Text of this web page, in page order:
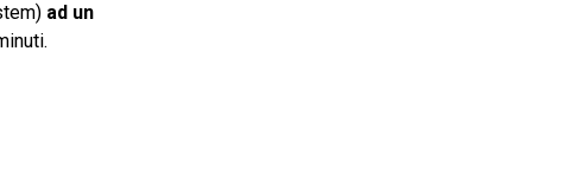
ad un